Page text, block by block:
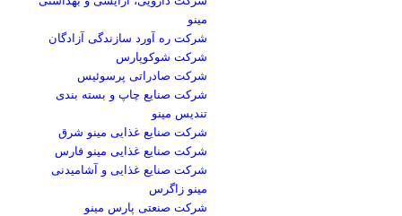
مینو
شرکت ره آورد سازندگی آزادگان
شرکت شوکوپارس
شرکت صادراتی پرسوئیس
شرکت صنایع چاپ و بسته بندی
تندیس مینو
شرکت صنایع غذایی مینو شرق
شرکت صنایع غذایی مینو فارس
شرکت صنایع غذایی و آشامیدنی
مینو زاگرس
شرکت صنعتی پارس مینو